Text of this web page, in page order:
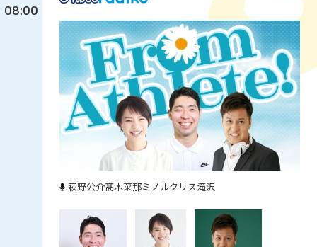
08:00
萩野公介髙木菜那ミノルクリス滝沢